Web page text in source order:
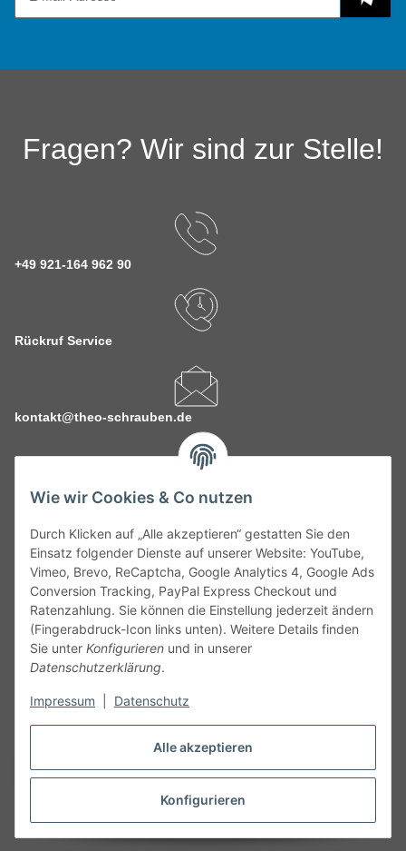
Alle akzeptieren
Konfigurieren
Wie wir Cookies & Co nutzen
Durch Klicken auf „Alle akzeptieren“ gestatten Sie den
Einsatz folgender Dienste auf unserer Website: YouTube,
Vimeo, Brevo, ReCaptcha, Google Analytics 4, Google Ads
Conversion Tracking, PayPal Express Checkout und
Ratenzahlung. Sie können die Einstellung jederzeit ändern
(Fingerabdruck-Icon links unten). Weitere Details finden
Sie unter Konfigurieren und in unserer
Datenschutzerklärung.
Impressum Datenschutz
Fragen? Wir sind zur Stelle!
+49 921-164 962 90
Rückruf Service
kontakt@theo-schrauben.de
Service
Gesetzliche Informationen
Alle technischen Angaben ohne Gewähr. Irrtümer und fehlerhafte
Angaben vorbehalten. Wenn Sie Datenblätter oder spezielle
unseren Kundenservice. Abbildungen der Artikel können
Vertrag widerrufen